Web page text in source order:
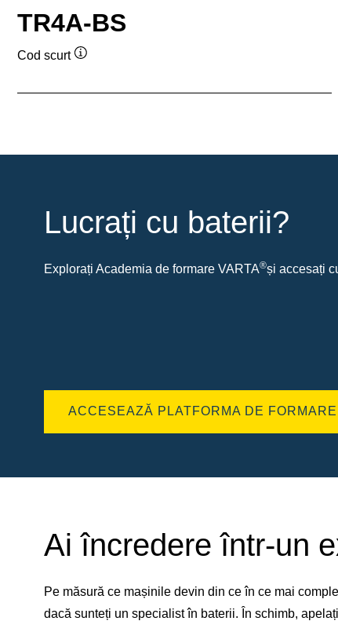
TR4A-BS
Cod scurt
Lucrați cu baterii?
Explorați Academia de formare VARTA®și accesați
ACCESEAZĂ PLATFORMA DE
Ai încredere într-un
Pe măsură ce mașinile devin din ce în ce mai
dacă sunteți un specialist în baterii. În schimb,